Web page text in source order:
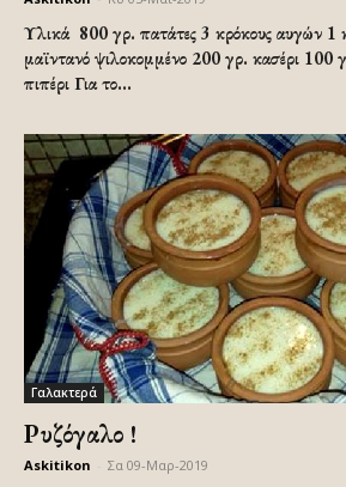
Υλικά 800 γρ. πατάτες 3 κρόκους αυγών 1
μαϊντανό ψιλοκομμένο 200 γρ. κασέρι 100
πιπέρι Για το...
Γαλακτερά
Ρυζόγαλο !
Askitikon Σα 09-Μαρ-2019